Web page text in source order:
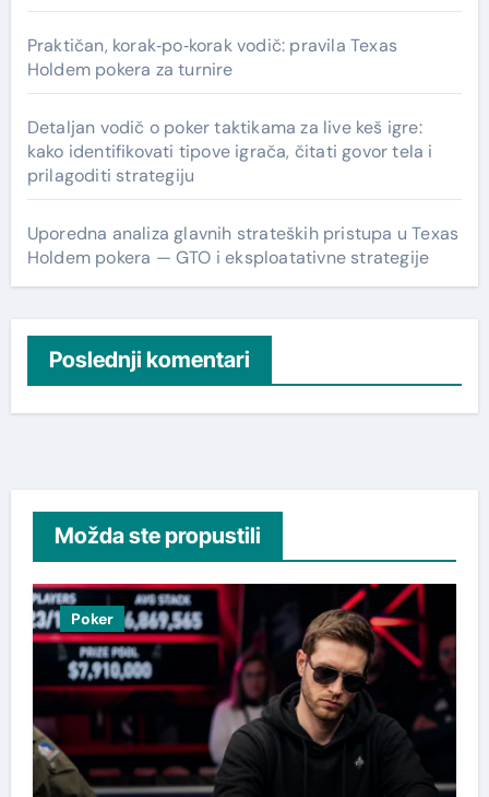
Praktičan, korak‑po‑korak vodič: pravila Texas
Holdem pokera za turnire
Detaljan vodič o poker taktikama za live keš igre:
kako identifikovati tipove igrača, čitati govor tela i
prilagoditi strategiju
Uporedna analiza glavnih strateških pristupa u Texas
Holdem pokera — GTO i eksploatativne strategije
Poslednji komentari
Možda ste propustili
Poker